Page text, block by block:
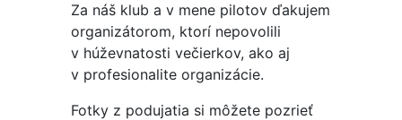
Za náš klub a v mene pilotov ďakujem
organizátorom, ktorí nepovolili
v húževnatosti večierkov, ako aj
v profesionalite organizácie.
Fotky z podujatia si môžete pozrieť